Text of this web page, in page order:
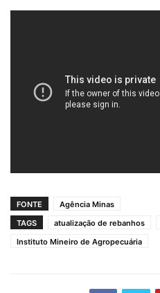
FONTE
Agência Minas
TAGS
atualização de rebanhos
Instituto Mineiro de Agropecuária